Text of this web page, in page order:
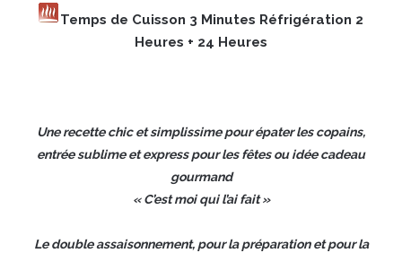
Temps de Cuisson 3 Minutes Réfrigération 2
Heures + 24 Heures
Une recette chic et simplissime pour épater les copains,
entrée sublime et express pour les fêtes ou idée cadeau
gourmand
« C’est moi qui l’ai fait »
Le double assaisonnement, pour la préparation et pour la